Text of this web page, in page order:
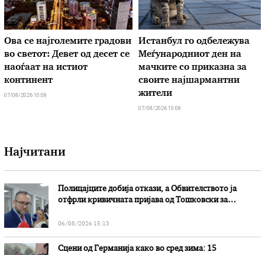
Ова се најголемите градови
во светот: Девет од десет се
наоѓаат на истиот
континент
07/08/2026 10:08
Истанбул го одбележува
Меѓународниот ден на
мачките со приказна за
своите најшармантни
жители
07/08/2026 10:08
Најчитани
Полицајците добија откази, а Обвителството ја
отфрли кривичната пријава од Тошковски за
06/08/2026 15:13
Сцени од Германија како во сред зима: 15